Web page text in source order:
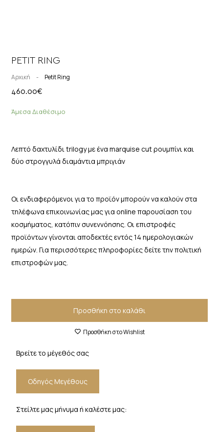
PETIT RING
Αρχική - Petit Ring
460.00€
Άμεσα Διαθέσιμο
Λεπτό δαχτυλίδι trilogy με ένα marquise cut ρουμπίνι και
δύο στρογγυλά διαμάντια μπριγιάν
Οι ενδιαφερόμενοι για το προϊόν μπορούν να καλούν στα
τηλέφωνα επικοινωνίας μας για online παρουσίαση του
κοσμήματος, κατόπιν συνεννόησης. Οι επιστροφές
προϊόντων γίνονται αποδεκτές εντός 14 ημερολογιακών
ημερών. Για περισσότερες πληροφορίες δείτε την πολιτική
επιστροφών μας.
Προσθήκη στο καλάθι
Προσθήκη στο Wishlist
Βρείτε το μέγεθός σας
Οδηγός Μεγέθους
Στείλτε μας μήνυμα ή καλέστε μας: